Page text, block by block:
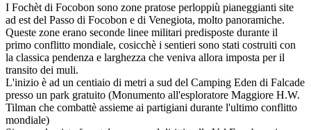
I Fochèt di Focobon sono zone pratose perloppiù pianeggianti site
ad est del Passo di Focobon e di Venegiota, molto panoramiche.
Queste zone erano seconde linee militari predisposte durante il
primo conflitto mondiale, cosicchè i sentieri sono stati costruiti con
la classica pendenza e larghezza che veniva allora imposta per il
transito dei muli.
L'inizio è ad un centiaio di metri a sud del Camping Eden di Falcade
presso un park gratuito (Monumento all'esploratore Maggiore H.W.
Tilman che combattè assieme ai partigiani durante l'ultimo conflitto
mondiale)